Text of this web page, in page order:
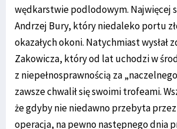
wędkarstwie podlodowym. Najwięcej
Andrzej Bury, który niedaleko portu
okazałych okoni. Natychmiast wysłał
Zakowicza, który od lat uchodzi w
z niepełnosprawnością za
zawsze chwalił się swoimi trofeami.
że gdyby nie niedawno przebyta
operacja, na pewno następnego dnia